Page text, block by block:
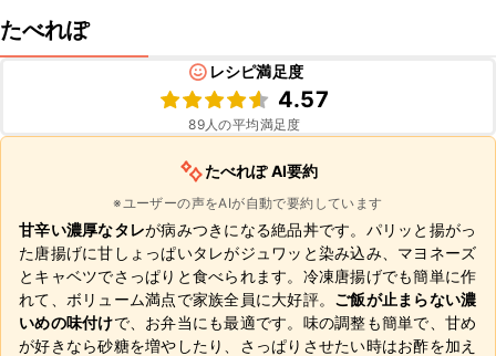
たべれぽ
レシピ満足度
4.57
89人の平均満足度
たべれぽ AI要約
※ユーザーの声をAIが自動で要約しています
甘辛い濃厚なタレが病みつきになる絶品丼です。パリッと揚がっ
た唐揚げに甘しょっぱいタレがジュワッと染み込み、マヨネーズ
とキャベツでさっぱりと食べられます。冷凍唐揚げでも簡単に作
れて、ボリューム満点で家族全員に大好評。 ご飯が止まらない濃
いめの味付けで、お弁当にも最適です。味の調整も簡単で、甘め
が好きなら砂糖を増やしたり、さっぱりさせたい時はお酢を加え